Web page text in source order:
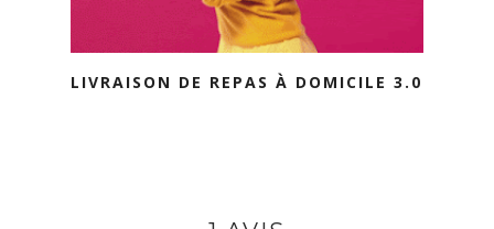
LIVRAISON DE REPAS À DOMICILE 3.0